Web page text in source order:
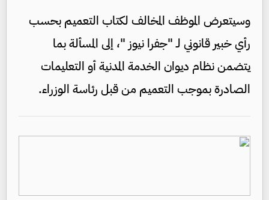
وسيتعرض الموظف المخالف لكتاب التعميم بحسب
رأي خبير قانوني لـ "جفرا نيوز "، إلى المسألة بما
يتضمن نظام ديوان الخدمة المدنية أو التعليمات
الصادرة بموجب التعميم من قبل رئاسة الوزراء.